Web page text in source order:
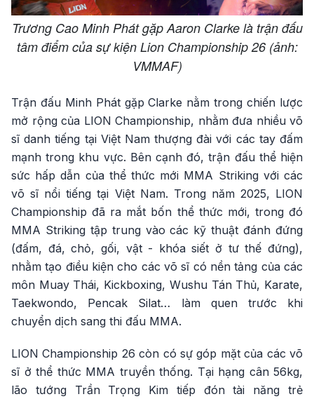
Trương Cao Minh Phát gặp Aaron Clarke là trận đấu
tâm điểm của sự kiện Lion Championship 26 (ảnh:
VMMAF)
Trận đấu Minh Phát gặp Clarke nằm trong chiến lược
mở rộng của LION Championship, nhằm đưa nhiều võ
sĩ danh tiếng tại Việt Nam thượng đài với các tay đấm
mạnh trong khu vực. Bên cạnh đó, trận đấu thể hiện
sức hấp dẫn của thể thức mới MMA Striking với các
võ sĩ nổi tiếng tại Việt Nam. Trong năm 2025, LION
Championship đã ra mắt bốn thể thức mới, trong đó
MMA Striking tập trung vào các kỹ thuật đánh đứng
(đấm, đá, chỏ, gối, vật - khóa siết ở tư thế đứng),
nhằm tạo điều kiện cho các võ sĩ có nền tảng của các
môn Muay Thái, Kickboxing, Wushu Tán Thủ, Karate,
Taekwondo, Pencak Silat… làm quen trước khi
chuyển dịch sang thi đấu MMA.
LION Championship 26 còn có sự góp mặt của các võ
sĩ ở thể thức MMA truyền thống. Tại hạng cân 56kg,
lão tướng Trần Trọng Kim tiếp đón tài năng trẻ